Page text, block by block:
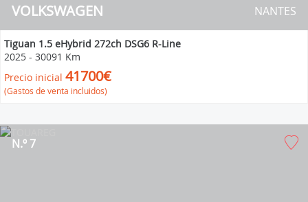
VOLKSWAGEN NANTES
Tiguan 1.5 eHybrid 272ch DSG6 R-Line
2025 - 30091 Km
Precio inicial 41700€
(Gastos de venta incluidos)
N.º 7